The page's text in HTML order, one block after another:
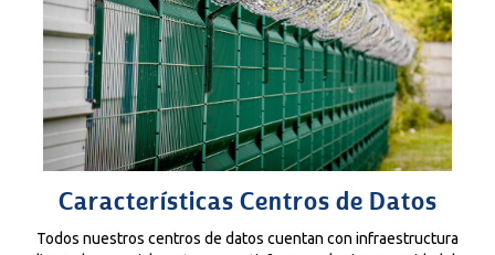
Características Centros de Datos
Todos nuestros centros de datos cuentan con infraestructura